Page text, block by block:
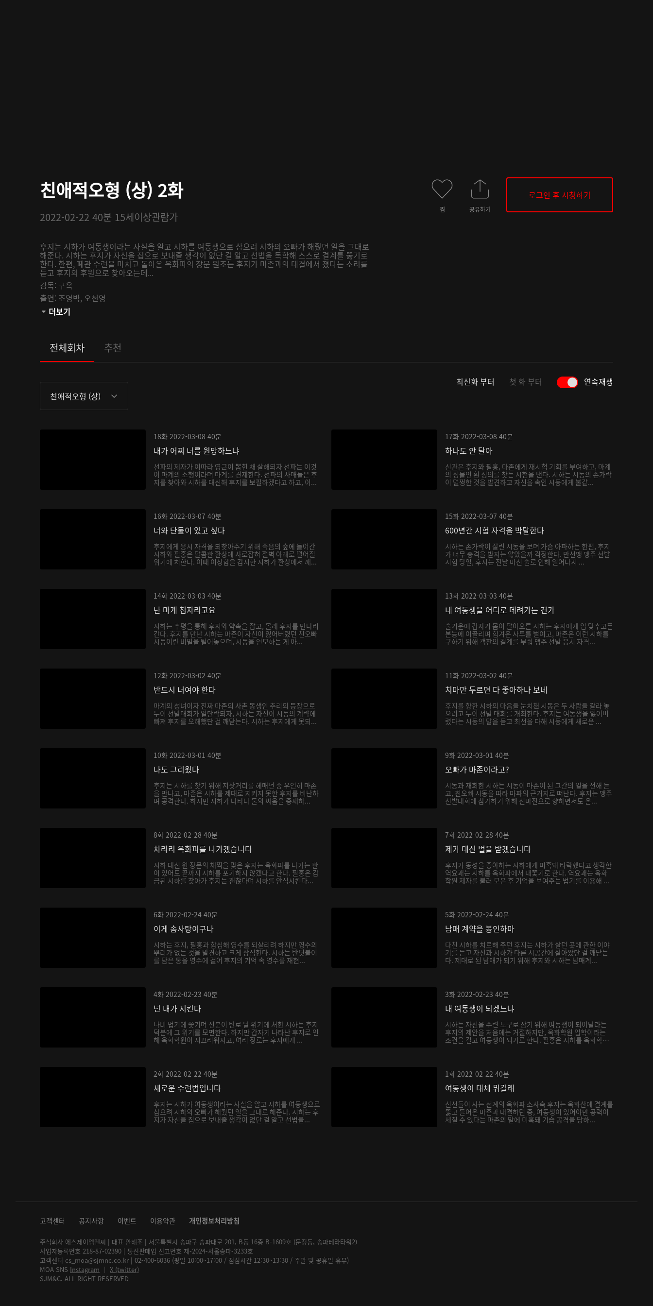
친애적오형 (상) 2화
2022-02-22 40분 15세이상관람가
후지는 시하가 여동생이라는 사실을 알고 시하를 여동생으로 삼으려 시하의 오빠가 해줬던 일을 그대로
해준다. 시하는 후지가 자신을 집으로 보내줄 생각이 없단 걸 알고 선법을 독학해 스스로 결계를 뚫기로
한다. 한편, 폐관 수련을 마치고 돌아온 옥화파의 장문 원조는 후지가 마존과의 대결에서 졌다는 소리를
듣고 후지의 후원으로 찾아오는데...
감독: 구옥
출연: 조영박, 오천영
관람등급:
더보기
찜 공유하기
로그인 후 시청하기
전체회차 추천
친애적오형 (상)
최신화 부터 첫 화 부터 연속재생
18화 2022-03-08 40분
내가 어찌 너를 원망하느냐
선파의 제자가 이따라 영근이 뽑힌 채 살해되자 선파는 이것
이 마계의 소행이라며 마계를 견제한다. 선파의 사매들은 후
지를 찾아와 시하를 대신해 후지를 보필하겠다고 하고, 이...
17화 2022-03-08 40분
하나도 안 달아
신관은 후지와 필홍, 마존에게 재시험 기회를 부여하고, 마계
의 성물인 흰 성의를 찾는 시험을 낸다. 시하는 시동의 손가락
이 멀쩡한 것을 발견하고 자신을 속인 시동에게 불같...
16화 2022-03-07 40분
너와 단둘이 있고 싶다
후지에게 응시 자격을 되찾아주기 위해 죽음의 숲에 들어간
시하와 필홍은 달콤한 환상에 사로잡혀 절벽 아래로 떨어질
위기에 처한다. 이때 이상함을 감지한 시하가 환상에서 깨...
15화 2022-03-07 40분
600년간 시험 자격을 박탈한다
시하는 손가락이 잘린 시동을 보며 가슴 아파하는 한편, 후지
가 너무 충격을 받지는 않았을까 걱정한다. 만선맹 맹주 선발
시험 당일, 후지는 전날 마신 술로 인해 일어나지 ...
14화 2022-03-03 40분
난 마계 첩자라고요
시하는 추평을 통해 후지와 약속을 잡고, 몰래 후지를 만나러
간다. 후지를 만난 시하는 마존이 자신이 잃어버렸던 친오빠
시동이란 비밀을 털어놓으며, 시동을 연모하는 게 아...
13화 2022-03-03 40분
내 여동생을 어디로 데려가는 건가
술기운에 갑자기 몸이 달아오른 시하는 후지에게 입 맞추고픈
본능에 이끌리며 힘겨운 사투를 벌이고, 마존은 이런 시하를
구하기 위해 객잔의 결계를 부숴 맹주 선발 응시 자격...
12화 2022-03-02 40분
반드시 너여야 한다
마계의 성녀이자 진짜 마존의 사촌 동생인 추리의 등장으로
누이 선발대회가 일단락되자, 시하는 자신이 시동의 계략에
빠져 후지를 오해했단 걸 깨닫는다. 시하는 후지에게 못되...
11화 2022-03-02 40분
치마만 두르면 다 좋아하나 보네
후지를 향한 시하의 마음을 눈치챈 시동은 두 사람을 갈라 놓
으려고 누이 선발 대회를 개최한다. 후지는 여동생을 잃어버
렸다는 시동의 말을 듣고 최선을 다해 시동에게 새로운 ...
10화 2022-03-01 40분
나도 그리웠다
후지는 시하를 찾기 위해 저잣거리를 헤매던 중 우연히 마존
을 만나고, 마존은 시하를 제대로 지키지 못한 후지를 비난하
며 공격한다. 하지만 시하가 나타나 둘의 싸움을 중재하...
9화 2022-03-01 40분
오빠가 마존이라고?
시동과 재회한 시하는 시동이 마존이 된 그간의 일을 전해 듣
고, 친오빠 시동을 따라 마파의 근거지로 떠난다. 후지는 맹주
선발대회에 참가하기 위해 선마진으로 향하면서도 온...
8화 2022-02-28 40분
차라리 옥화파를 나가겠습니다
시하 대신 원 장문의 채찍을 맞은 후지는 옥화파를 나가는 한
이 있어도 끝까지 시하를 포기하지 않겠다고 한다. 필홍은 감
금된 시하를 찾아가 후지는 괜찮다며 시하를 안심시킨다...
7화 2022-02-28 40분
제가 대신 벌을 받겠습니다
후지가 동성을 좋아하는 시하에게 미혹돼 타락했다고 생각한
역요괘는 시하를 옥화파에서 내쫓기로 한다. 역요괘는 옥화
학원 제자를 불러 모은 후 기억을 보여주는 법기를 이용해 ...
6화 2022-02-24 40분
이게 솜사탕이구나
시하는 후지, 필홍과 합심해 영수를 되살리려 하지만 영수의
뿌리가 없는 것을 발견하고 크게 상심한다. 시하는 반딧불이
를 담은 통을 영수에 걸어 후지의 기억 속 영수를 재현...
5화 2022-02-24 40분
남매 계약을 봉인하마
다친 시하를 치료해 주던 후지는 시하가 살던 곳에 관한 이야
기를 듣고 자신과 시하가 다른 시공간에 살아왔단 걸 깨닫는
다. 제대로 된 남매가 되기 위해 후지와 시하는 남매계...
4화 2022-02-23 40분
넌 내가 지킨다
나비 법기에 쫓기며 신분이 탄로 날 위기에 처한 시하는 후지
덕분에 그 위기를 모면한다. 하지만 갑자기 나타난 후지로 인
해 옥화학원이 시끄러워지고, 여러 장로는 후지에게 ...
3화 2022-02-23 40분
내 여동생이 되겠느냐
시하는 자신을 수련 도구로 삼기 위해 여동생이 되어달라는
후지의 제안을 처음에는 거절하지만, 옥화학원 입학이라는
조건을 걸고 여동생이 되기로 한다. 필홍은 시하를 옥화학
2화 2022-02-22 40분
새로운 수련법입니다
후지는 시하가 여동생이라는 사실을 알고 시하를 여동생으로
삼으려 시하의 오빠가 해줬던 일을 그대로 해준다. 시하는 후
지가 자신을 집으로 보내줄 생각이 없단 걸 알고 선법을...
1화 2022-02-22 40분
여동생이 대체 뭐길래
신선들이 사는 선계의 옥화파 소사숙 후지는 옥화산에 결계를
뚫고 들어온 마존과 대결하던 중, 여동생이 있어야만 공력이
세질 수 있다는 마존의 말에 미혹돼 기습 공격을 당하...
고객센터 공지사항 이벤트 이용약관 개인정보처리방침
주식회사 에스제이엠엔씨 | 대표 안해조 | 서울특별시 송파구 송파대로 201, B동 16층 B-1609호 (문정동, 송파테라타워2)
사업자등록번호 218-87-02390 | 통신판매업 신고번호 제-2024-서울송파-3233호
고객센터 cs_moa@sjmnc.co.kr | 02-400-6036 (평일 10:00~17:00 / 점심시간 12:30~13:30 / 주말 및 공휴일 휴무)
MOA SNS Instagram │ X (twitter)
SJM&C. ALL RIGHT RESERVED